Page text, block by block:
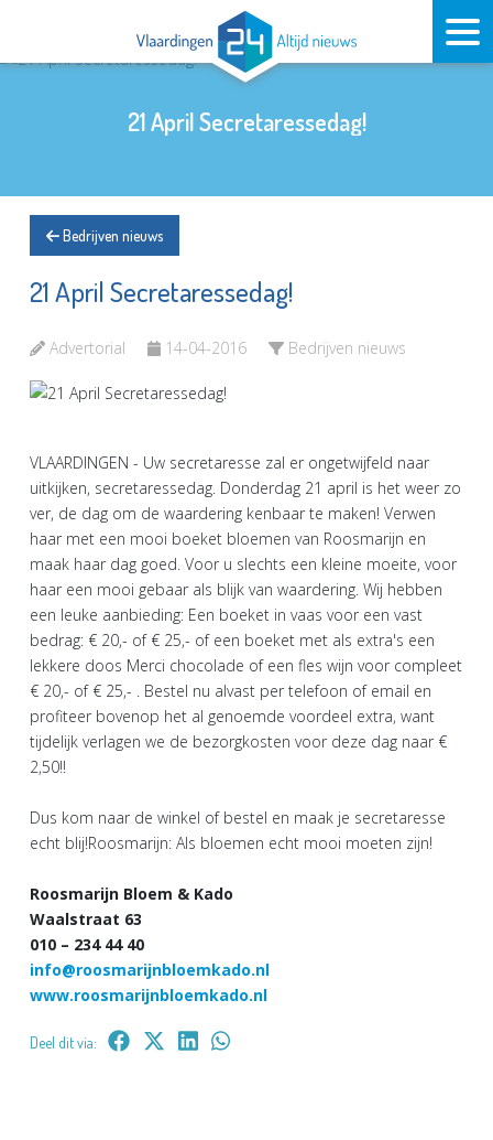
21 April Secretaressedag!
Bedrijven nieuws
21 April Secretaressedag!
Advertorial 14-04-2016 Bedrijven nieuws
VLAARDINGEN - Uw secretaresse zal er ongetwijfeld naar
uitkijken, secretaressedag. Donderdag 21 april is het weer zo
ver, de dag om de waardering kenbaar te maken! Verwen
haar met een mooi boeket bloemen van Roosmarijn en
maak haar dag goed. Voor u slechts een kleine moeite, voor
haar een mooi gebaar als blijk van waardering. Wij hebben
een leuke aanbieding: Een boeket in vaas voor een vast
bedrag: € 20,- of € 25,- of een boeket met als extra's een
lekkere doos Merci chocolade of een fles wijn voor compleet
€ 20,- of € 25,- . Bestel nu alvast per telefoon of email en
profiteer bovenop het al genoemde voordeel extra, want
tijdelijk verlagen we de bezorgkosten voor deze dag naar €
2,50!!
Dus kom naar de winkel of bestel en maak je secretaresse
echt blij!Roosmarijn: Als bloemen echt mooi moeten zijn!
Roosmarijn Bloem & Kado
Waalstraat 63
010 – 234 44 40
info@roosmarijnbloemkado.nl
www.roosmarijnbloemkado.nl
Deel dit via: